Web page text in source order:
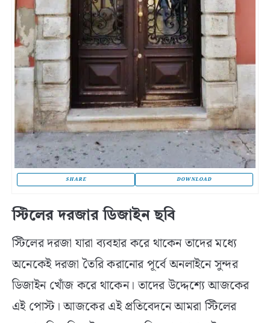
SHARE DOWNLOAD
স্টিলের দরজার ডিজাইন ছবি
স্টিলের দরজা যারা ব্যবহার করে থাকেন তাদের মধ্যে
অনেকেই দরজা তৈরি করানোর পূর্বে অনলাইনে সুন্দর
ডিজাইন খোঁজ করে থাকেন। তাদের উদ্দেশ্যে আজকের
এই পোস্ট। আজকের এই প্রতিবেদনে আমরা স্টিলের